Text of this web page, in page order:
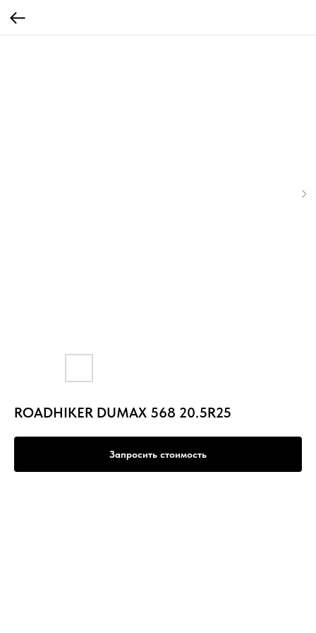
ROADHIKER DUMAX 568 20.5R25
Запросить стоимость